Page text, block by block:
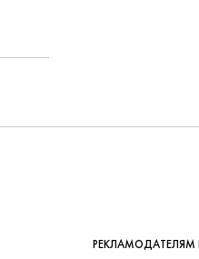
РЕКЛАМОДАТЕЛЯМ